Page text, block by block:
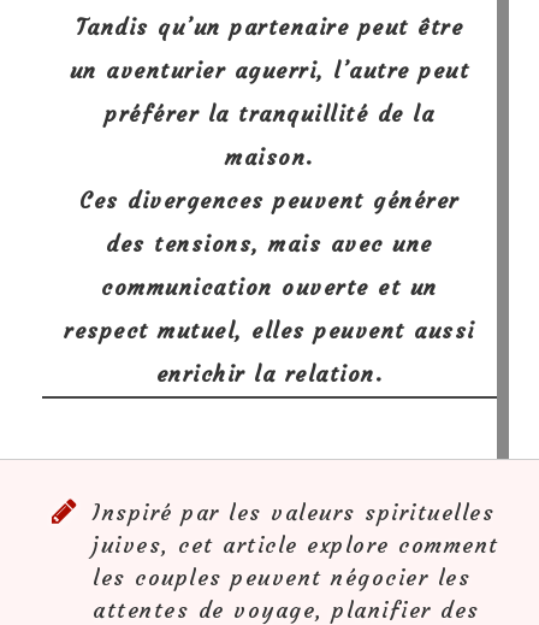
Tandis qu’un partenaire peut être
un aventurier aguerri, l’autre peut
préférer la tranquillité de la
maison.
Ces divergences peuvent générer
des tensions, mais avec une
communication ouverte et un
respect mutuel, elles peuvent aussi
enrichir la relation.
Inspiré par les valeurs spirituelles
juives, cet article explore comment
les couples peuvent négocier les
attentes de voyage, planifier des